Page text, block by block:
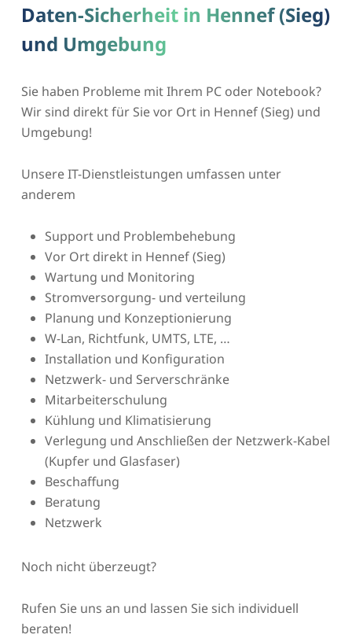
Daten-Sicherheit in Hennef (Sieg)
und Umgebung
Sie haben Probleme mit Ihrem PC oder Notebook?
Wir sind direkt für Sie vor Ort in Hennef (Sieg) und
Umgebung!
Unsere IT-Dienstleistungen umfassen unter
anderem
Support und Problembehebung
Vor Ort direkt in Hennef (Sieg)
Wartung und Monitoring
Stromversorgung- und verteilung
Planung und Konzeptionierung
W-Lan, Richtfunk, UMTS, LTE, …
Installation und Konfiguration
Netzwerk- und Serverschränke
Mitarbeiterschulung
Kühlung und Klimatisierung
Verlegung und Anschließen der Netzwerk-Kabel
(Kupfer und Glasfaser)
Beschaffung
Beratung
Netzwerk
Noch nicht überzeugt?
Rufen Sie uns an und lassen Sie sich individuell
beraten!